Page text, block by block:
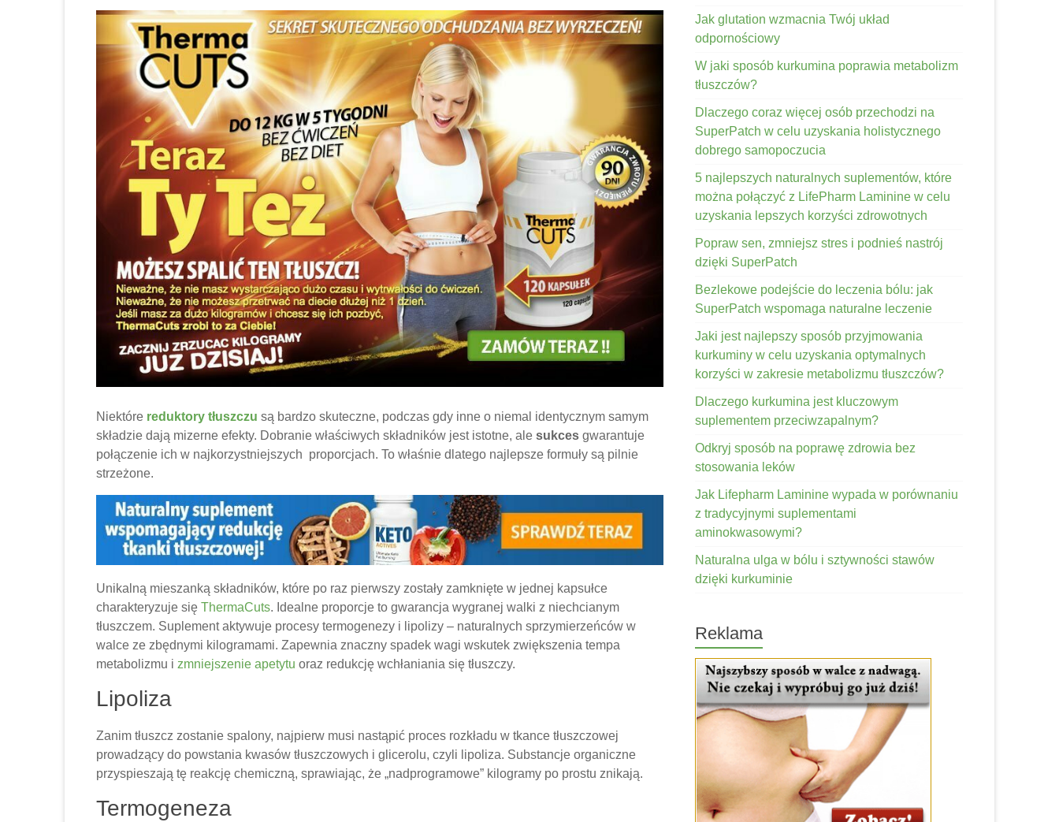
Niektóre reduktory tłuszczu są bardzo skuteczne, podczas gdy inne o niemal identycznym samym
składzie dają mizerne efekty. Dobranie właściwych składników jest istotne, ale sukces gwarantuje
połączenie ich w najkorzystniejszych proporcjach. To właśnie dlatego najlepsze formuły są pilnie
strzeżone.
Unikalną mieszanką składników, które po raz pierwszy zostały zamknięte w jednej kapsułce
charakteryzuje się ThermaCuts. Idealne proporcje to gwarancja wygranej walki z niechcianym
tłuszczem. Suplement aktywuje procesy termogenezy i lipolizy – naturalnych sprzymierzeńców w
walce ze zbędnymi kilogramami. Zapewnia znaczny spadek wagi wskutek zwiększenia tempa
metabolizmu i zmniejszenie apetytu oraz redukcję wchłaniania się tłuszczy.
Lipoliza
Zanim tłuszcz zostanie spalony, najpierw musi nastąpić proces rozkładu w tkance tłuszczowej
prowadzący do powstania kwasów tłuszczowych i glicerolu, czyli lipoliza. Substancje organiczne
przyspieszają tę reakcję chemiczną, sprawiając, że „nadprogramowe” kilogramy po prostu znikają.
Termogeneza
Jak glutation wzmacnia Twój układ
odpornościowy
W jaki sposób kurkumina poprawia metabolizm
tłuszczów?
Dlaczego coraz więcej osób przechodzi na
SuperPatch w celu uzyskania holistycznego
dobrego samopoczucia
5 najlepszych naturalnych suplementów, które
można połączyć z LifePharm Laminine w celu
uzyskania lepszych korzyści zdrowotnych
Popraw sen, zmniejsz stres i podnieś nastrój
dzięki SuperPatch
Bezlekowe podejście do leczenia bólu: jak
SuperPatch wspomaga naturalne leczenie
Jaki jest najlepszy sposób przyjmowania
kurkuminy w celu uzyskania optymalnych
korzyści w zakresie metabolizmu tłuszczów?
Dlaczego kurkumina jest kluczowym
suplementem przeciwzapalnym?
Odkryj sposób na poprawę zdrowia bez
stosowania leków
Jak Lifepharm Laminine wypada w porównaniu
z tradycyjnymi suplementami
aminokwasowymi?
Naturalna ulga w bólu i sztywności stawów
dzięki kurkuminie
Reklama